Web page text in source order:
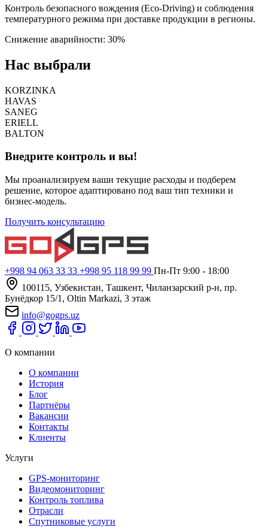
Контроль безопасного вождения (Eco-Driving) и соблюдения
температурного режима при доставке продукции в регионы.
Снижение аварийности: 30%
Нас выбрали
KORZINKA
HAVAS
SANEG
ERIELL
BALTON
Внедрите контроль и вы!
Мы проанализируем ваши текущие расходы и подберем
решение, которое адаптировано под ваш тип техники и
бизнес-модель.
Получить консультацию
+998 94 063 33 33 +998 95 118 99 99 Пн-Пт 9:00 - 18:00
100115, Узбекистан, Ташкент, Чиланзарский р-н, пр.
Бунёдкор 15/1, Oltin Markazi, 3 этаж
info@gogps.uz
О компании
О компании
История
Блог
Партнёры
Вакансии
Контакты
Клиенты
Услуги
GPS-мониторинг
Видеомониторинг
Контроль топлива
Отрасли
Спутниковые услуги